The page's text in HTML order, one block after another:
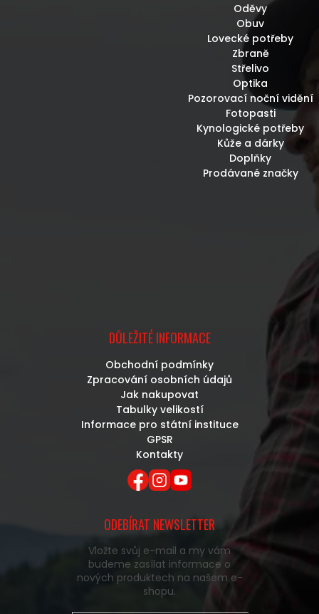
Oděvy
Obuv
Lovecké potřeby
Zbraně
Střelivo
Optika
Pozorovací noční vidění
Fotopasti
Kynologické potřeby
Kůže a dárky
Doplňky
Prodávané značky
DŮLEŽITÉ INFORMACE
Obchodní podmínky
Zpracování osobních údajů
Jak nakupovat
Tabulky velikostí
Informace pro státní instituce
GPSR
Kontakty
ODEBÍRAT NEWSLETTER
Vložte svůj e-mail a my vám
budeme zasílat informace o
nových produktech na našem e-
shopu.